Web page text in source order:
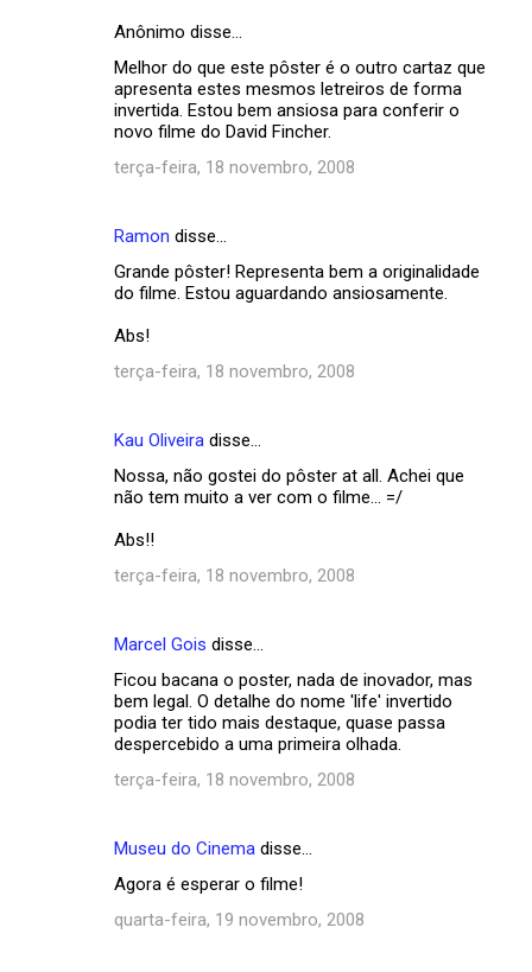
Anônimo disse…
Melhor do que este pôster é o outro cartaz que
apresenta estes mesmos letreiros de forma
invertida. Estou bem ansiosa para conferir o
novo filme do David Fincher.
terça-feira, 18 novembro, 2008
Ramon disse…
Grande pôster! Representa bem a originalidade
do filme. Estou aguardando ansiosamente.
Abs!
terça-feira, 18 novembro, 2008
Kau Oliveira disse…
Nossa, não gostei do pôster at all. Achei que
não tem muito a ver com o filme... =/
Abs!!
terça-feira, 18 novembro, 2008
Marcel Gois disse…
Ficou bacana o poster, nada de inovador, mas
bem legal. O detalhe do nome 'life' invertido
podia ter tido mais destaque, quase passa
despercebido a uma primeira olhada.
terça-feira, 18 novembro, 2008
Museu do Cinema disse…
Agora é esperar o filme!
quarta-feira, 19 novembro, 2008